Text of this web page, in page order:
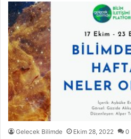
Gelecek Bilimde Ekim 28, 2022 0